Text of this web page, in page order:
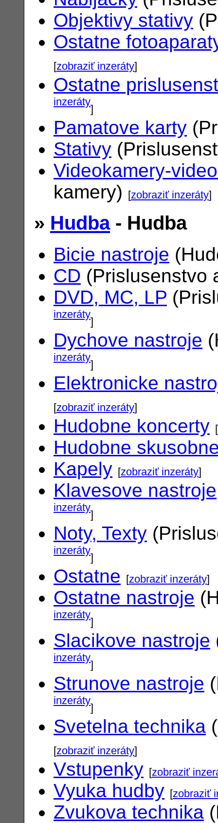
Objektivy stativy
Ostatne
[zobraziť inzeráty]
Ostatne
inzeráty]
Pamatove karty
Stativy
Videokamery-
kamery) [zobraziť inzeráty]
» Hudba- Hudba
Bicie nastroje
CD (Prislusenstvo
DVD, MC, LP
inzeráty]
Dychove nastroje
inzeráty]
Elektronicke
[zobraziť inzeráty]
Hudobne koncerty [
Hudobne
Kapely [zobraziť inzeráty]
Klavesove nastroje
inzeráty]
Noty, Texty
inzeráty]
Ostatne [zobraziť inzeráty]
Ostatne nastroje
inzeráty]
Slacikove nastroje
inzeráty]
Strunove nastroje
inzeráty]
Svetelna technika
[zobraziť inzeráty]
Vstupenky [zobraziť
Vyuka hudby [zobraziť
Zvukova technika